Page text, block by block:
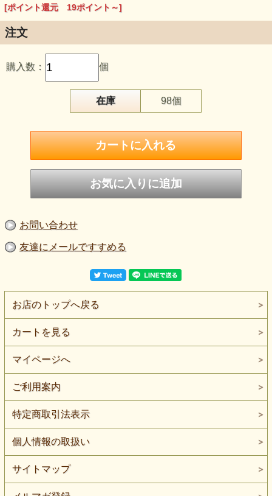
[ポイント還元 19ポイント～]
注文
購入数： 個
在庫 98個
お問い合わせ
友達にメールですすめる
お店のトップへ戻る
カートを見る
マイページへ
ご利用案内
特定商取引法表示
個人情報の取扱い
サイトマップ